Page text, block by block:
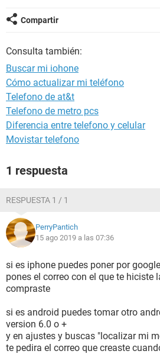
Compartir
Consulta también:
Buscar mi iohone
Cómo actualizar mi teléfono
Telefono de at&t
Telefono de metro pcs
Diferencia entre telefono y celular
Movistar telefono
1 respuesta
RESPUESTA 1 / 1
PerryPantich
15 ago 2019 a las 07:36
si es iphone puedes poner por
pones el correo con el que te hiciste
compraste
si es android puedes tomar otro
version 6.0 o +
y en ajustes y buscas "localizar mi
te pedira el correo que creaste